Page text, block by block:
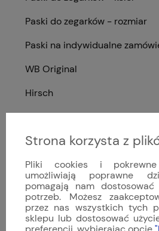
Paski do zegarków - rozmiar
Paski na indywidualne
WB Original
Hirsch
Vesuviate
Viribus Unitis
Bestsellery
Styl zegarka
Zegarki męskie
Strona korzysta z
Pliki cookies i
umożliwiają poprawne
pomagają nam
potrzeb. Możesz
przez nas wszystkich tych
sklepu lub dostosować